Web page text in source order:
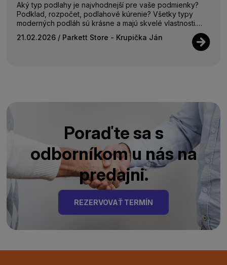
Aký typ podlahy je najvhodnejší pre vaše podmienky?
Podklad, rozpočet, podlahové kúrenie? Všetky typy
moderných podláh sú krásne a majú skvelé vlastnosti.
21.02.2026 / Parkett Store - Krupička Ján
Poraďte sa s
odborníkom u nás na
predajni.
REZERVOVAŤ TERMÍN